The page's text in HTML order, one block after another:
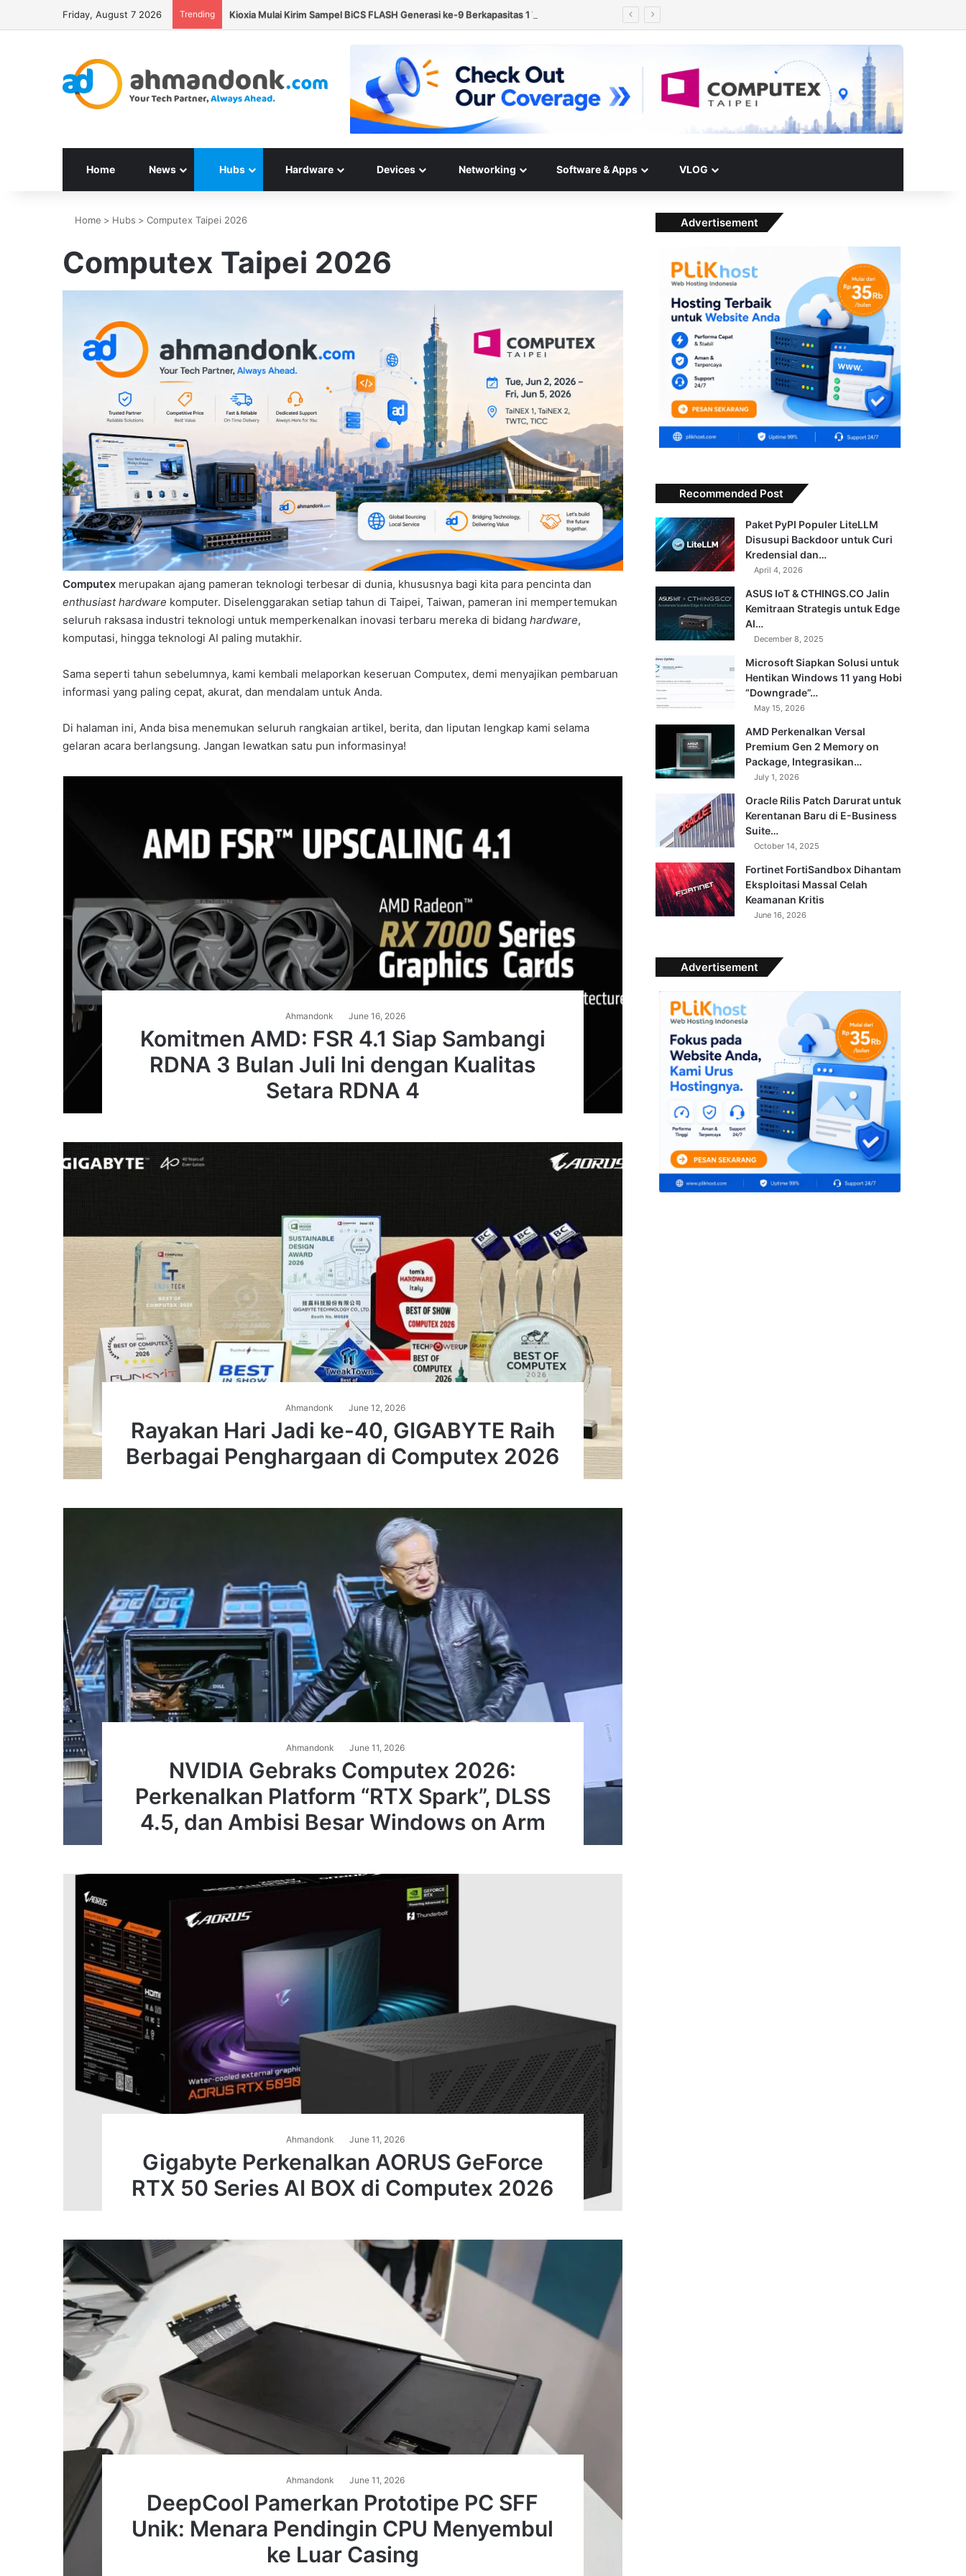
Friday, August 7 2026 Trending
Home News Hubs Hardware Devices Networking Software & Apps VLOG
Home > Hubs > Computex Taipei 2026
Computex Taipei 2026
Computex merupakan ajang pameran teknologi terbesar di dunia, khususnya bagi kita para pencinta dan
enthusiast hardware komputer. Diselenggarakan setiap tahun di Taipei, Taiwan, pameran ini mempertemukan
seluruh raksasa industri teknologi untuk memperkenalkan inovasi terbaru mereka di bidang hardware,
komputasi, hingga teknologi AI paling mutakhir.
Sama seperti tahun sebelumnya, kami kembali melaporkan keseruan Computex, demi menyajikan pembaruan
informasi yang paling cepat, akurat, dan mendalam untuk Anda.
Di halaman ini, Anda bisa menemukan seluruh rangkaian artikel, berita, dan liputan lengkap kami selama
gelaran acara berlangsung. Jangan lewatkan satu pun informasinya!
Ahmandonk June 16, 2026
Komitmen AMD: FSR 4.1 Siap Sambangi
RDNA 3 Bulan Juli Ini dengan Kualitas
Setara RDNA 4
Ahmandonk June 12, 2026
Rayakan Hari Jadi ke-40, GIGABYTE Raih
Berbagai Penghargaan di Computex 2026
Ahmandonk June 11, 2026
NVIDIA Gebraks Computex 2026:
Perkenalkan Platform “RTX Spark”, DLSS
4.5, dan Ambisi Besar Windows on Arm
Ahmandonk June 11, 2026
Gigabyte Perkenalkan AORUS GeForce
RTX 50 Series AI BOX di Computex 2026
Ahmandonk June 11, 2026
DeepCool Pamerkan Prototipe PC SFF
Unik: Menara Pendingin CPU Menyembul
ke Luar Casing
Advertisement
Recommended Post
Paket PyPI Populer LiteLLM
Disusupi Backdoor untuk Curi
Kredensial dan…
April 4, 2026
ASUS IoT & CTHINGS.CO Jalin
Kemitraan Strategis untuk Edge
AI…
December 8, 2025
Microsoft Siapkan Solusi untuk
Hentikan Windows 11 yang Hobi
“Downgrade”…
May 15, 2026
AMD Perkenalkan Versal
Premium Gen 2 Memory on
Package, Integrasikan…
July 1, 2026
Oracle Rilis Patch Darurat untuk
Kerentanan Baru di E-Business
Suite…
October 14, 2025
Fortinet FortiSandbox Dihantam
Eksploitasi Massal Celah
Keamanan Kritis
June 16, 2026
Advertisement